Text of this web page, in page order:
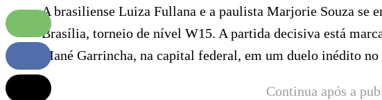
A brasiliense Luiza Fullana e a paulista Marjorie Souza se
Brasília, torneio de nível W15. A partida decisiva está
Mané Garrincha, na capital federal, em um duelo inédito
Continua após a